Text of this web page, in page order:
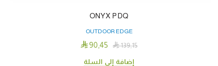
ONYX PDQ
OUTDOOR EDGE

139٫15  90٫45
إضافة إلى السلة